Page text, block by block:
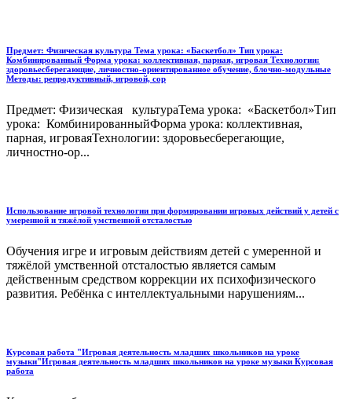
Предмет: Физическая культура Тема урока: «Баскетбол» Тип урока:
Комбинированный Форма урока: коллективная, парная, игровая Технологии:
здоровьесберегающие, личностно-ориентированное обучение, блочно-модульные
Методы: репродуктивный, игровой, сор
Предмет: Физическая культураТема урока: «Баскетбол»Тип
урока: КомбинированныйФорма урока: коллективная,
парная, игроваяТехнологии: здоровьесберегающие,
личностно-ор...
Использование игровой технологии при формировании игровых действий у детей с
умеренной и тяжёлой умственной отсталостью
Обучения игре и игровым действиям детей с умеренной и
тяжёлой умственной отсталостью является самым
действенным средством коррекции их психофизического
развития. Ребёнка с интеллектуальными нарушениям...
Курсовая работа "Игровая деятельность младших школьников на уроке
музыки"Игровая деятельность младших школьников на уроке музыки Курсовая
работа